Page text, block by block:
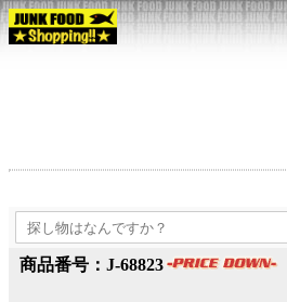
商品番号：J-68823